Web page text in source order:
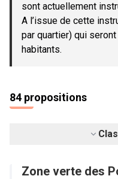
sont actuellement
A l’issue de cette
par quartier) qui
habitants.
84 propositions
Zone verte des